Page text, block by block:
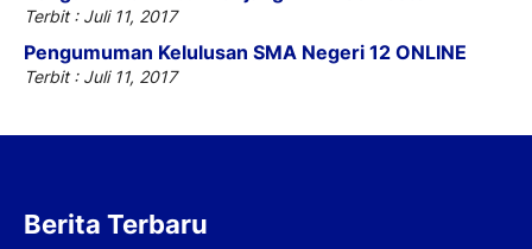
Terbit : Juli 11, 2017
Pengumuman Kelulusan SMA Negeri 12 ONLINE
Terbit : Juli 11, 2017
Berita Terbaru